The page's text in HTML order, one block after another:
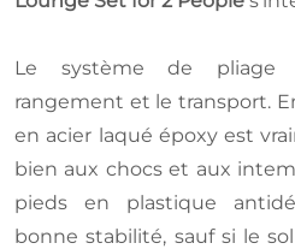
Le système de pliage
rangement et le transport.
en acier laqué époxy est
bien aux chocs et aux
pieds en plastique
bonne stabilité, sauf si le